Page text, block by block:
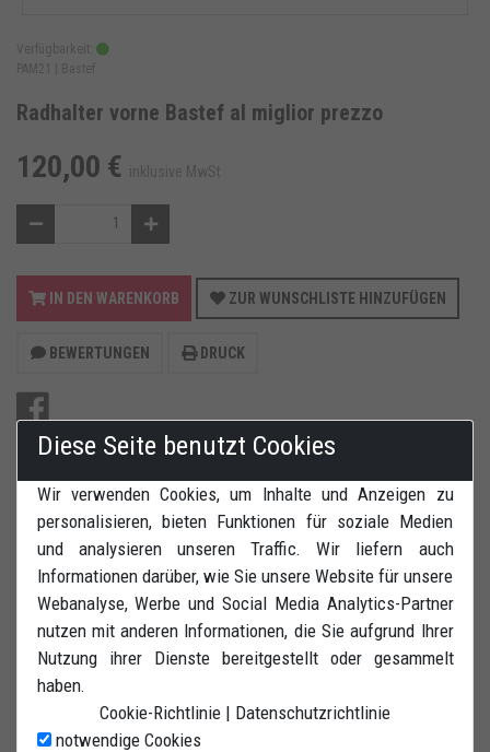
Verfügbarkeit:
PAM21 |
Bastef
Radhalter vorne Bastef al miglior prezzo
120,00 € inklusive MwSt
IN DEN WARENKORB ZUR WUNSCHLISTE HINZUFÜGEN
BEWERTUNGEN DRUCK
Radhalter vorne. Einfaches und schnelles Abstellen des
Motorrades. Perfekt geeignet fü Transport (4 Ösen zur
Befestigung). Extreme Stabilität. Einstellbar für
Radgroßen 120/70 R17 Zoll.
Diese Seite benutzt Cookies
Wir verwenden Cookies, um Inhalte und Anzeigen zu
personalisieren, bieten Funktionen für soziale Medien
und analysieren unseren Traffic. Wir liefern auch
Informationen darüber, wie Sie unsere Website für unsere
Webanalyse, Werbe und Social Media Analytics-Partner
nutzen mit anderen Informationen, die Sie aufgrund Ihrer
Nutzung ihrer Dienste bereitgestellt oder gesammelt
haben.
Cookie-Richtlinie | Datenschutzrichtlinie
notwendige Cookies